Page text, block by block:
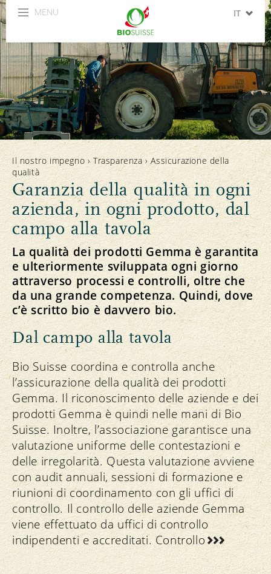
MENU IT
FR
EN
ES
Il nostro impegno ›Trasparenza›Assicurazione della
qualità
Garanzia della qualità in ogni
azienda, in ogni prodotto, dal
campo alla tavola
La qualità dei prodotti Gemma è garantita
e ulteriormente sviluppata ogni giorno
attraverso processi e controlli, oltre che
da una grande competenza. Quindi, dove
c’è scritto bio è davvero bio.
Dal campo alla tavola
Bio Suisse coordina e controlla anche
l’assicurazione della qualità dei prodotti
Gemma. Il riconoscimento delle aziende e dei
prodotti Gemma è quindi nelle mani di Bio
Suisse. Inoltre, l’associazione garantisce una
valutazione uniforme delle contestazioni e
delle irregolarità. Questa valutazione avviene
con audit annuali, sessioni di formazione e
riunioni di coordinamento con gli uffici di
controllo. Il controllo delle aziende Gemma
viene effettuato da uffici di controllo
indipendenti e accreditati. Controllo